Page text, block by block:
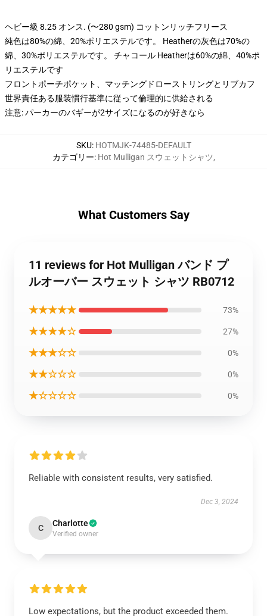
ヘビー級 8.25 オンス. (〜280 gsm) コットンリッチフリース
純色は80%の綿、20%ポリエステルです。 Heatherの灰色は70%の
綿、30%ポリエステルです。 チャコール Heatherは60%の綿、40%ポ
リエステルです
フロントポーチポケット、マッチングドローストリングとリブカフ
世界責任ある服装慣行基準に従って倫理的に供給される
注意: パーカーのバギーが2サイズになるのが好きなら
SKU: HOTMJK-74485-DEFAULT
カテゴリー: Hot Mulligan スウェットシャツ,
What Customers Say
11 reviews for Hot Mulligan バンド プ
ルオーバー スウェット シャツ RB0712
★★★★★ 73%
★★★★☆ 27%
★★★☆☆ 0%
★★☆☆☆ 0%
★☆☆☆☆ 0%
Reliable with consistent results, very satisfied.
Dec 3, 2024
C Charlotte
Verified owner
Low expectations, but the product exceeded them.